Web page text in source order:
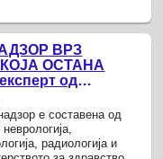
ВРЗ
ОСТАНА
од
е составена од
радиологија и